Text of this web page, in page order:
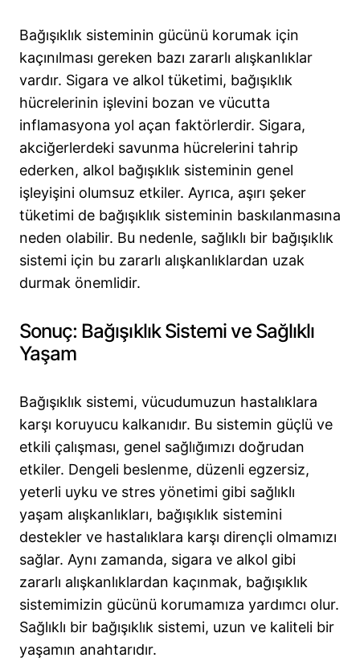
Bağışıklık sisteminin gücünü korumak için
kaçınılması gereken bazı zararlı alışkanlıklar
vardır. Sigara ve alkol tüketimi, bağışıklık
hücrelerinin işlevini bozan ve vücutta
inflamasyona yol açan faktörlerdir. Sigara,
akciğerlerdeki savunma hücrelerini tahrip
ederken, alkol bağışıklık sisteminin genel
işleyişini olumsuz etkiler. Ayrıca, aşırı şeker
tüketimi de bağışıklık sisteminin baskılanmasına
neden olabilir. Bu nedenle, sağlıklı bir bağışıklık
sistemi için bu zararlı alışkanlıklardan uzak
durmak önemlidir.
Sonuç: Bağışıklık Sistemi ve Sağlıklı
Yaşam
Bağışıklık sistemi, vücudumuzun hastalıklara
karşı koruyucu kalkanıdır. Bu sistemin güçlü ve
etkili çalışması, genel sağlığımızı doğrudan
etkiler. Dengeli beslenme, düzenli egzersiz,
yeterli uyku ve stres yönetimi gibi sağlıklı
yaşam alışkanlıkları, bağışıklık sistemini
destekler ve hastalıklara karşı dirençli olmamızı
sağlar. Aynı zamanda, sigara ve alkol gibi
zararlı alışkanlıklardan kaçınmak, bağışıklık
sistemimizin gücünü korumamıza yardımcı olur.
Sağlıklı bir bağışıklık sistemi, uzun ve kaliteli bir
yaşamın anahtarıdır.